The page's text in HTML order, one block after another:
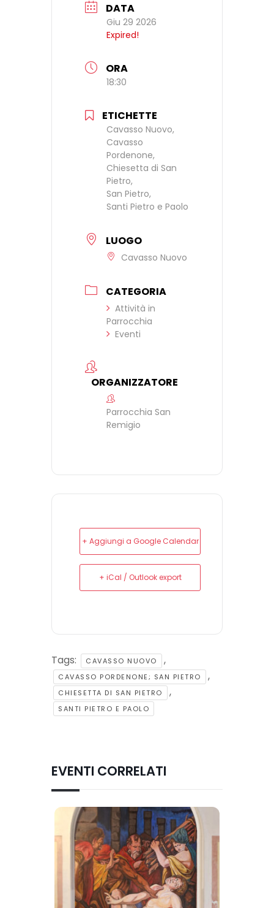
DATA
Giu 29 2026
Expired!
ORA
18:30
ETICHETTE
Cavasso Nuovo,
Cavasso
Pordenone,
Chiesetta di San
Pietro,
San Pietro,
Santi Pietro e Paolo
LUOGO
Cavasso Nuovo
CATEGORIA
Attività in
Parrocchia
Eventi
ORGANIZZATORE
Parrocchia San
Remigio
+ Aggiungi a Google Calendar
+ iCal / Outlook export
Tags: CAVASSO NUOVO ,
CAVASSO PORDENONE; SAN PIETRO ,
CHIESETTA DI SAN PIETRO ,
SANTI PIETRO E PAOLO
EVENTI CORRELATI